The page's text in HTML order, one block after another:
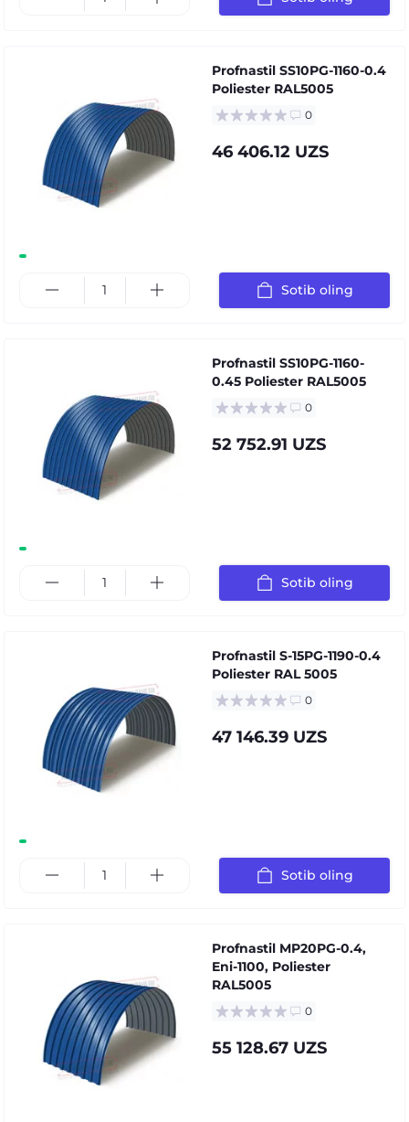
Profnastil SS10PG-1160-0.4
Poliester RAL5005
0
46 406.12 UZS
Sotib oling
Profnastil SS10PG-1160-
0.45 Poliester RAL5005
0
52 752.91 UZS
Sotib oling
Profnastil S-15PG-1190-0.4
Poliester RAL 5005
0
47 146.39 UZS
Sotib oling
Profnastil MP20PG-0.4,
Eni-1100, Poliester
RAL5005
0
55 128.67 UZS